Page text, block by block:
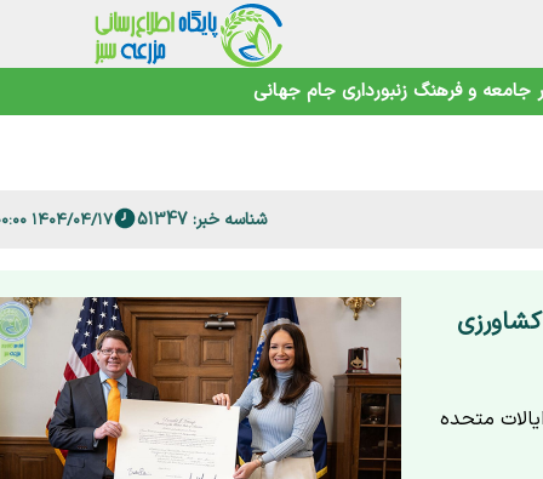
جامعه و فرهنگ زنبورداری جام جهانی
فارس
غذایی در عصر تغییرات اقلیمی
شناسه خبر: 51347 ۱۴۰۴/۰۴/۱۷ ۱۹:۰۰:۰۰
متحده